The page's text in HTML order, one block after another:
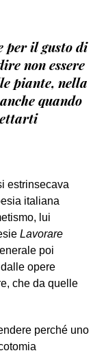
per il gusto di
non essere
piante, nella
quando
estrinsecava
italiana
lui
Lavorare
poi
opere
che da quelle
perché uno